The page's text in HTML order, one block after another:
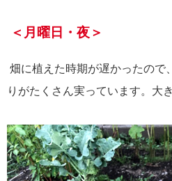
＜月曜日・夜＞
畑に植えた時期が遅かったので
りがたくさん実っています。大